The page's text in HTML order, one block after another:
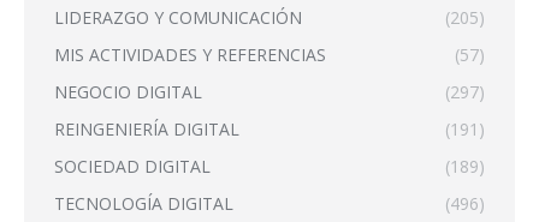
LIDERAZGO Y COMUNICACIÓN
(205)
MIS ACTIVIDADES Y REFERENCIAS
(57)
NEGOCIO DIGITAL
(297)
REINGENIERÍA DIGITAL
(191)
SOCIEDAD DIGITAL
(189)
TECNOLOGÍA DIGITAL
(496)